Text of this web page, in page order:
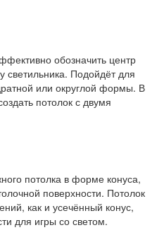
обозначить центр
светильника. Подойдёт для
или округлой формы. В
потолок с двумя
потолка в форме конуса,
поверхности. Потолок
как и усечённый конус,
для игры со светом.